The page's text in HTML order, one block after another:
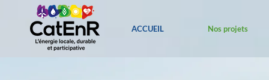
ACCUEIL Nos projets